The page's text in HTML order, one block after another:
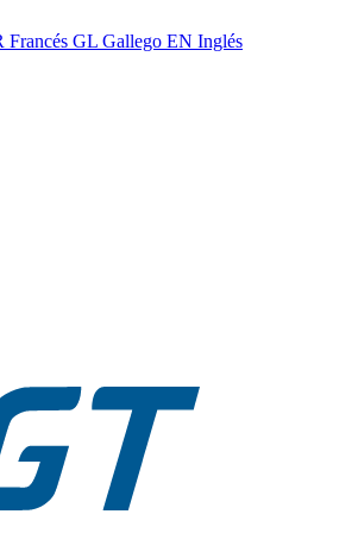
Francés GL Gallego EN Inglés